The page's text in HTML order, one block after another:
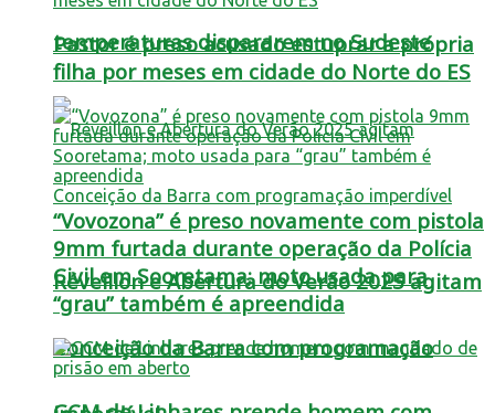
temperaturas dispararem no Sudeste
Réveillon e Abertura do Verão 2025 agitam
Conceição da Barra com programação
Pastor é preso acusado estuprar a própria
filha por meses em cidade do Norte do ES
“Vovozona” é preso novamente com pistola
9mm furtada durante operação da Polícia
Civil em Sooretama; moto usada para
“grau” também é apreendida